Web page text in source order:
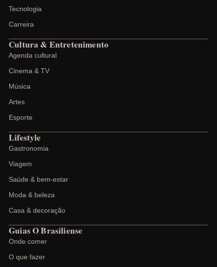
Tecnologia
Carreira
Cultura & Entretenimento
Agenda cultural
Cinema & TV
Música
Artes
Esporte
Lifestyle
Gastronomia
Viagem
Saúde & bem-estar
Moda & beleza
Casa & decoração
Guias O Brasiliense
Onde comer
O que fazer